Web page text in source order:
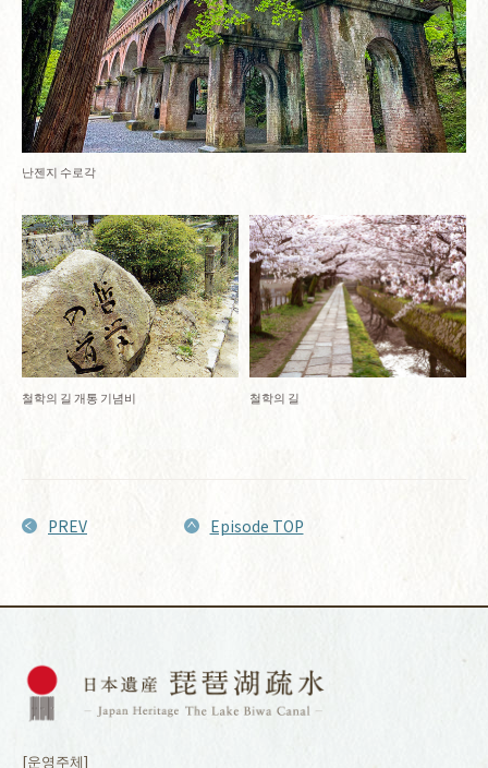
난젠지 수로각
철학의 길 개통 기념비 철학의 길
PREV Episode TOP
[운영주체]